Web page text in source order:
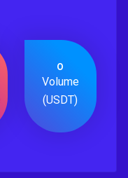
0
Volume
(USDT)